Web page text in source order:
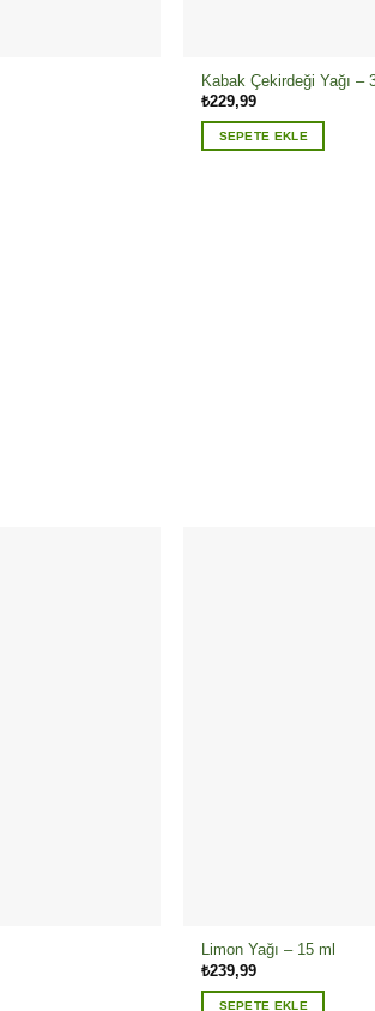
Kabak Çekirdeği Yağı –
₺229,99
SEPETE EKLE
Limon Yağı – 15 ml
₺239,99
SEPETE EKLE